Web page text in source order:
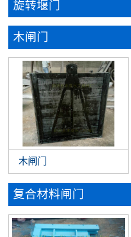
旋转堰门
木闸门
木闸门
复合材料闸门